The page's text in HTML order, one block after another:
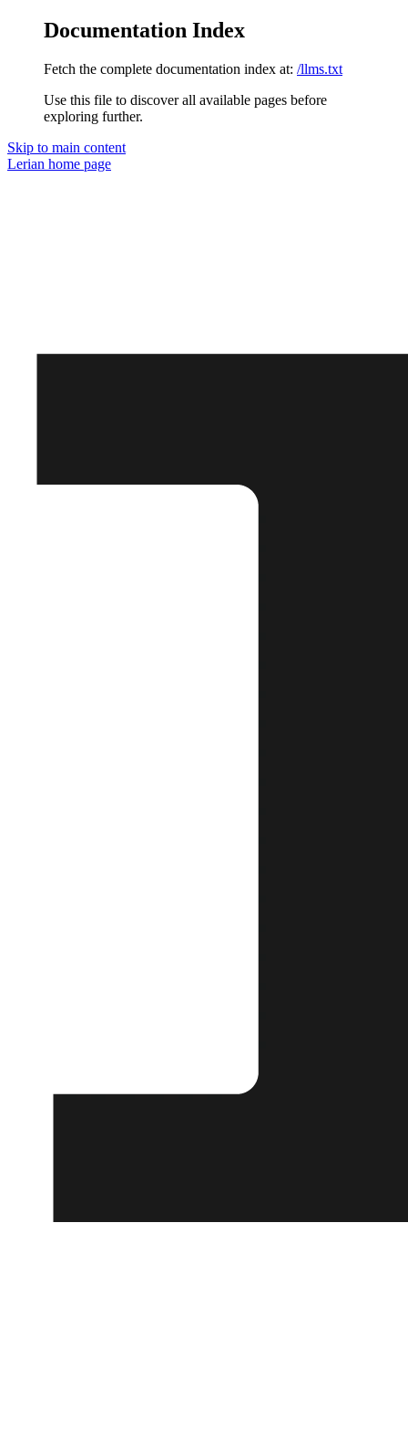
Documentation Index
Fetch the complete documentation index at: /llms.txt
Use this file to discover all available pages before
exploring further.
Skip to main content
Lerian home page